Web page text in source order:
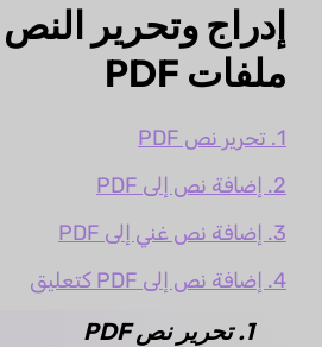
إدراج وتحرير
ملفات PDF
1. تحرير نص PDF
2. إضافة نص إلى PDF
3. إضافة نص غني إلى PDF
4. إضافة نص إلى PDF كتعليق
1. تحرير نص PDF